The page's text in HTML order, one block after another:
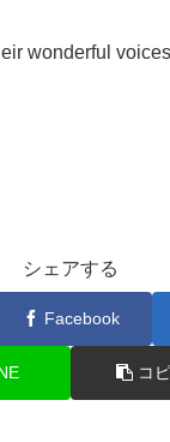
wonderful
シェアする
Facebook
コ